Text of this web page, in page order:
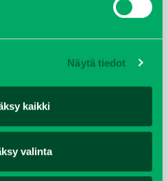
Näytä tiedot
kaikki
valinta